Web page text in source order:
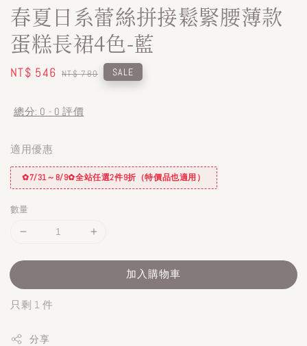
春夏日系蕾絲拼接鬆緊腰薄款
蛋糕長裙4色-藍
Sale
NT$ 546 Regular
NT$ 780 SALE
總分: 0 - 0 評價
適用優惠
✿7/31～8/9✿全站任選2件9折（特價品也適用）
數量
加入購物車
只剩 1 件
分享